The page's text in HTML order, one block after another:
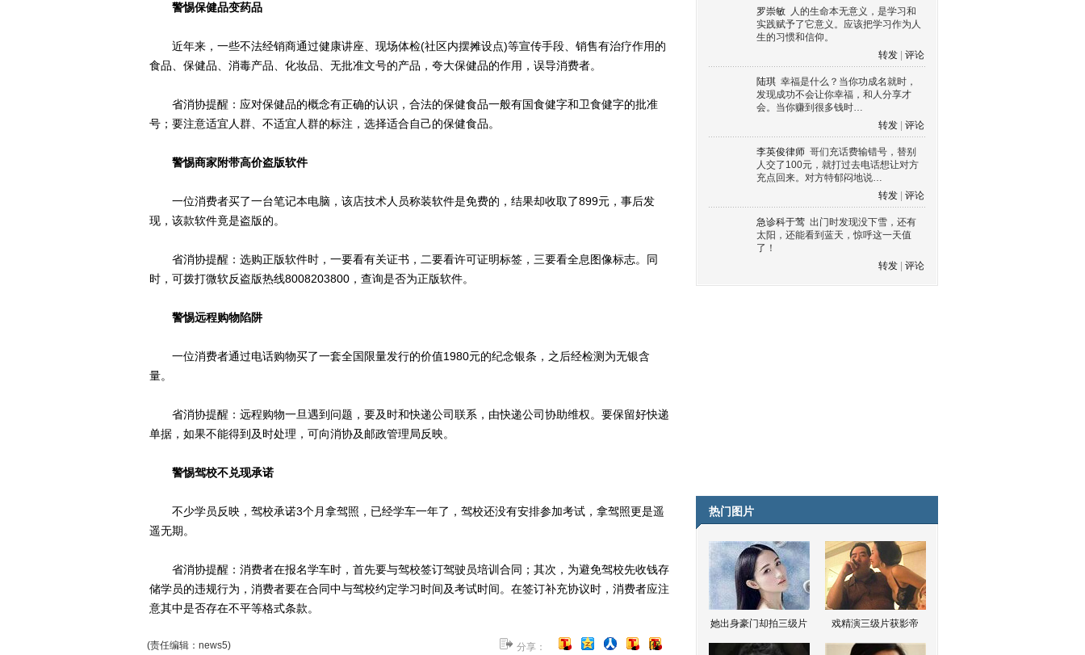
警惕保健品变药品
近年来，一些不法经销商通过健康讲座、现场体检(社区内摆摊设点)等宣传手段、销售有治疗作用的
食品、保健品、消毒产品、化妆品、无批准文号的产品，夸大保健品的作用，误导消费者。
省消协提醒：应对保健品的概念有正确的认识，合法的保健食品一般有国食健字和卫食健字的批准
号；要注意适宜人群、不适宜人群的标注，选择适合自己的保健食品。
警惕商家附带高价盗版软件
一位消费者买了一台笔记本电脑，该店技术人员称装软件是免费的，结果却收取了899元，事后发
现，该款软件竟是盗版的。
省消协提醒：选购正版软件时，一要看有关证书，二要看许可证明标签，三要看全息图像标志。同
时，可拨打微软反盗版热线8008203800，查询是否为正版软件。
警惕远程购物陷阱
一位消费者通过电话购物买了一套全国限量发行的价值1980元的纪念银条，之后经检测为无银含
量。
省消协提醒：远程购物一旦遇到问题，要及时和快递公司联系，由快递公司协助维权。要保留好快递
单据，如果不能得到及时处理，可向消协及邮政管理局反映。
警惕驾校不兑现承诺
不少学员反映，驾校承诺3个月拿驾照，已经学车一年了，驾校还没有安排参加考试，拿驾照更是遥
遥无期。
省消协提醒：消费者在报名学车时，首先要与驾校签订驾驶员培训合同；其次，为避免驾校先收钱存
储学员的违规行为，消费者要在合同中与驾校约定学习时间及考试时间。在签订补充协议时，消费者应注
意其中是否存在不平等格式条款。
(责任编辑：news5) 分享：
[保
罗崇敏 人的生命本无意义，是学习和
实践赋予了它意义。应该把学习作为人
生的习惯和信仰。
转发
评论
陆琪 幸福是什么？当你功成名就时，
发现成功不会让你幸福，和人分享才
会。当你赚到很多钱时…
转发
评论
李英俊律师 哥们充话费输错号，替别
人交了100元，就打过去电话想让对方
充点回来。对方特郁闷地说…
转发
评论
急诊科于莺 出门时发现没下雪，还有
太阳，还能看到蓝天，惊呼这一天值
了！
转发
评论
热门图片
她出身豪门却拍三级片 戏精演三级片获影帝